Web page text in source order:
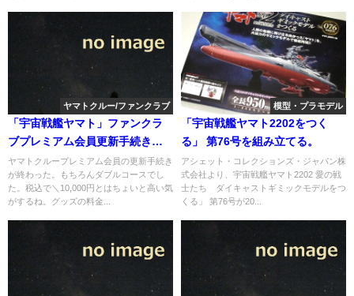
ヤマトクルー/ファンクラブ
「宇宙戦艦ヤマト」ファンクラ
ブプレミアム会員更新手続き完
了
ヤマトクループレミアム会員の更新手続き
が終わった。もちろんダブルコースでし
た。税込で＼10,000円とはちょいと高い気
がするね。グッズの料金...
模型・プラモデル
「宇宙戦艦ヤマト2202をつく
る」 第76号を組み立てる。
アシェット・コレクションズ・ジャパン株
式会社より、宇宙戦艦ヤマト2202 愛の戦
士たち ダイキャストギミックモデルをつ
くる」 第76号が20...